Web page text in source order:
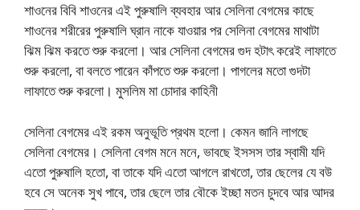
শাওনের বিবি শাওনের এই পুরুষালি ব্যবহার আর সেলিনা বেগমের কাছে
শাওনের শরীরের পুরুষালি ঘ্রান নাকে যাওয়ার পর সেলিনা বেগমের মাথাটা
ঝিম ঝিম করতে শুরু করলো। আর সেলিনা বেগমের গুদ হটাৎ করেই লাফাতে
শুরু করলো, বা বলতে পারেন কাঁপতে শুরু করলো। পাগলের মতো গুদটা
লাফাতে শুরু করলো। মুসলিম মা চোদার কাহিনী
সেলিনা বেগমের এই রকম অনুভূতি প্রথম হলো। কেমন জানি লাগছে
সেলিনা বেগমের। সেলিনা বেগম মনে মনে, ভাবছে ইসসস তার স্বামী যদি
এতো পুরুষালি হতো, বা তাকে যদি এতো আগলে রাখতো, তার ছেলের যে বউ
হবে সে অনেক সুখ পাবে, তার ছেলে তার বৌকে ইচ্ছা মতন চুদবে আর আদর